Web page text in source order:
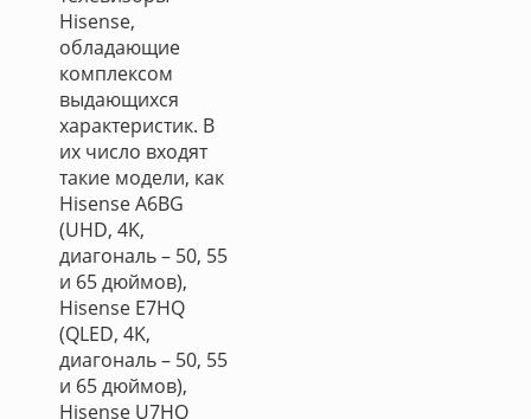
Hisense,
обладающие
комплексом
выдающихся
характеристик. В
их число входят
такие модели, как
Hisense A6BG
(UHD, 4K,
диагональ – 50, 55
и 65 дюймов),
Hisense E7HQ
(QLED, 4K,
диагональ – 50, 55
и 65 дюймов),
Hisense U7HQ